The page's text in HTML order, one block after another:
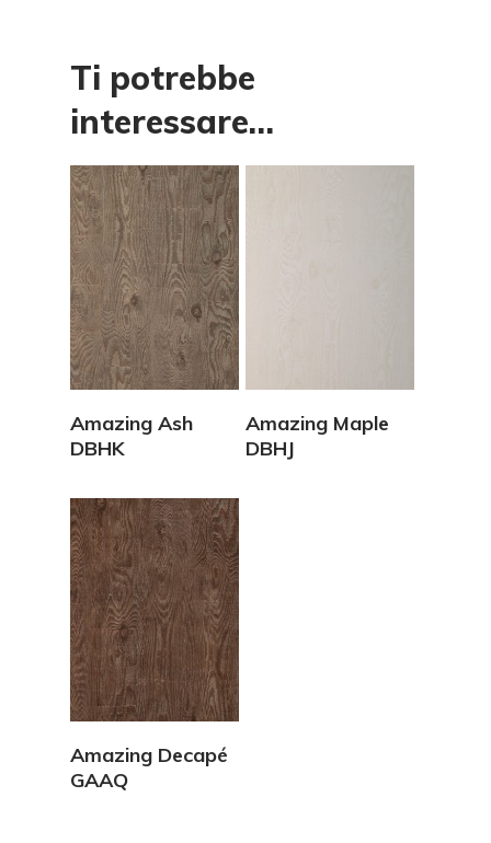
Ti potrebbe
interessare…
Amazing Ash
DBHK
Amazing Maple
DBHJ
Amazing Decapé
GAAQ